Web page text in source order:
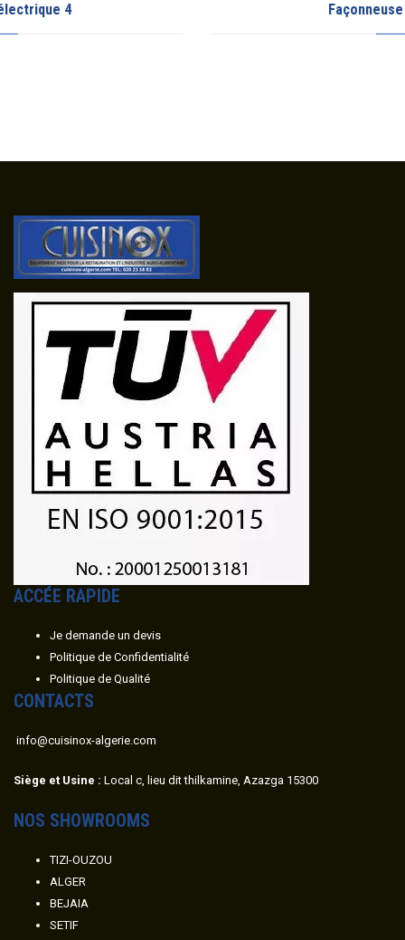
ACCÉE RAPIDE
Je demande un devis
Politique de Confidentialité
Politique de Qualité
CONTACTS
info@cuisinox-algerie.com
Siège et Usine : Local c, lieu dit thilkamine, Azazga 15300
NOS SHOWROOMS
TIZI-OUZOU
ALGER
BEJAIA
SETIF